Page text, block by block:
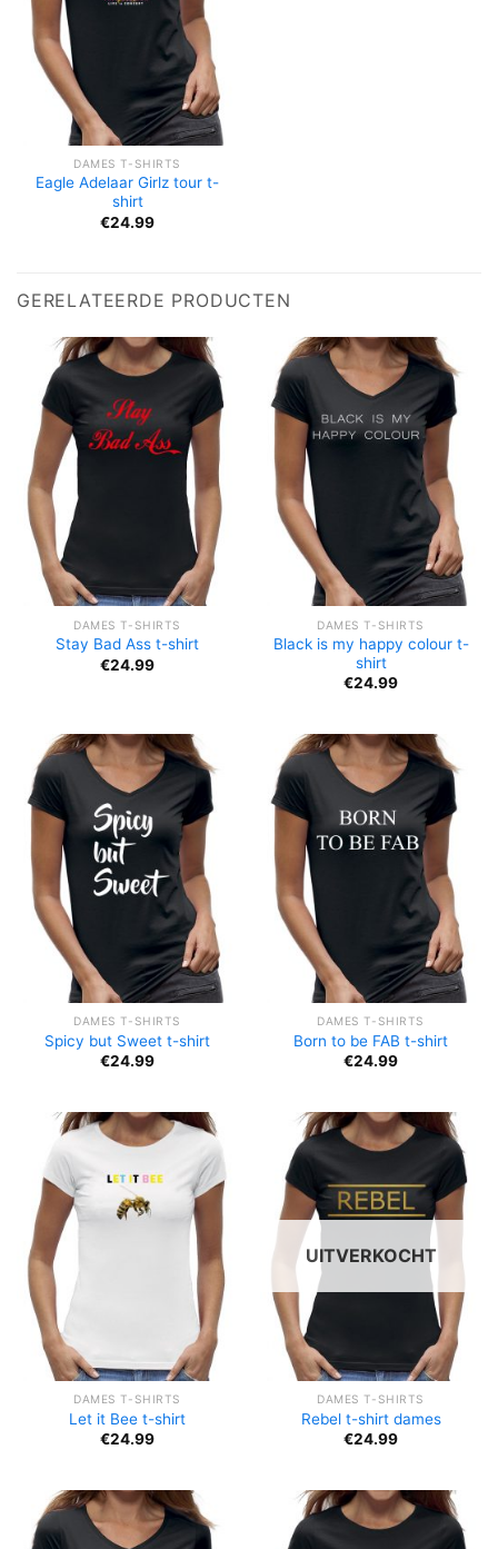
DAMES T-SHIRTS
Eagle Adelaar Girlz tour t-
shirt
€24.99
GERELATEERDE PRODUCTEN
DAMES T-SHIRTS
Stay Bad Ass t-shirt
€24.99
DAMES T-SHIRTS
Black is my happy colour t-
shirt
€24.99
DAMES T-SHIRTS
Spicy but Sweet t-shirt
€24.99
DAMES T-SHIRTS
Born to be FAB t-shirt
€24.99
DAMES T-SHIRTS
Let it Bee t-shirt
€24.99
UITVERKOCHT
DAMES T-SHIRTS
Rebel t-shirt dames
€24.99